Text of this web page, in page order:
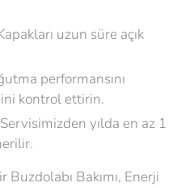
uzun süre açık
performansını
kontrol ettirin.
Servisimizden yılda en az 1
Buzdolabı Bakımı, Enerji